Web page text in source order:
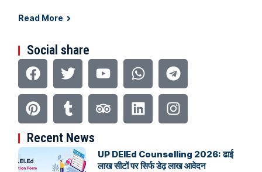
Read More
Social share
Recent News
UP DElEd Counselling 2026: ढाई
लाख सीटों पर सिर्फ डेढ़ लाख आवेदन